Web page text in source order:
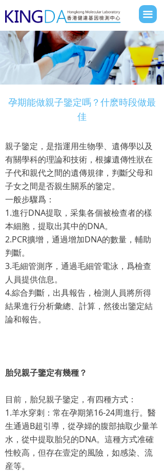
끀
網站首頁
關於我們
服務項目
新聞動態
報告查詢
孕期能做親子鑒定嗎？什麽時段做最
佳
親子鑒定，是指運用生物學、遺傳學以及
有關學科的理論和技術，根據遺傳性狀在
子代和親代之間的遺傳規律，判斷父母和
子女之間是否親生關系的鑒定。
一般步驟爲：
1.進行DNA提取，采集各個被檢查者的樣
本細胞，提取出其中的DNA。
2.PCR擴增，通過增加DNA的數量，輔助
判斷。
3.毛細管測序，通過毛細管電泳，爲檢查
人員提供信息。
4.綜合判斷，出具報告，檢測人員將所得
結果進行分析彙總、計算，然後出鑒定結
論和報告。
胎兒親子鑒定有幾種？
目前，胎兒親子鑒定，有四種方式：
1.羊水穿刺：常在孕期第16-24周進行。醫
生通過B超引導，從孕婦的腹部抽取少量羊
水，從中提取胎兒的DNA。這種方式准確
性較高，但存在壹定的風險，如感染、流
産等。